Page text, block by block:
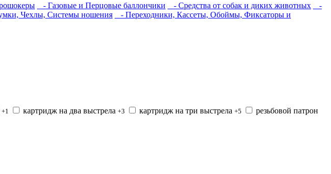
- Газовые и Перцовые баллончики - Средства от собак и диких животных
-
Чехлы, Системы ношения
- Переходники, Кассеты, Обоймы, Фиксаторы и
+1 картридж на два выстрела +3 картридж на три выстрела +5 резьбовой патрон